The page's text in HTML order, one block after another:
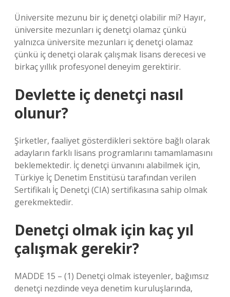
Üniversite mezunu bir iç denetçi olabilir mi? Hayır,
üniversite mezunları iç denetçi olamaz çünkü
yalnızca üniversite mezunları iç denetçi olamaz
çünkü iç denetçi olarak çalışmak lisans derecesi ve
birkaç yıllık profesyonel deneyim gerektirir.
Devlette iç denetçi nasıl
olunur?
Şirketler, faaliyet gösterdikleri sektöre bağlı olarak
adayların farklı lisans programlarını tamamlamasını
beklemektedir. İç denetçi ünvanını alabilmek için,
Türkiye İç Denetim Enstitüsü tarafından verilen
Sertifikalı İç Denetçi (CIA) sertifikasına sahip olmak
gerekmektedir.
Denetçi olmak için kaç yıl
çalışmak gerekir?
MADDE 15 – (1) Denetçi olmak isteyenler, bağımsız
denetçi nezdinde veya denetim kuruluşlarında,